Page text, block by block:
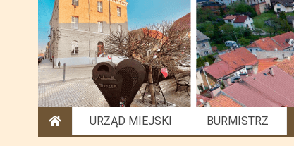
URZĄD MIEJSKI BURMISTRZ